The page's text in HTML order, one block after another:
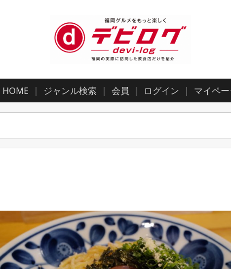
HOME ジャンル検索 会員 ログイン マイペ